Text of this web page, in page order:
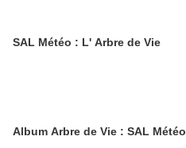
SAL Météo : L' Arbre de Vie
Album Arbre de Vie : SAL Météo